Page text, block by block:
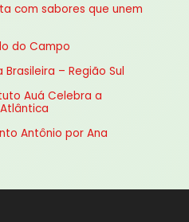
com sabores que unem
do Campo
– Região Sul
Auá Celebra a
Antônio por Ana